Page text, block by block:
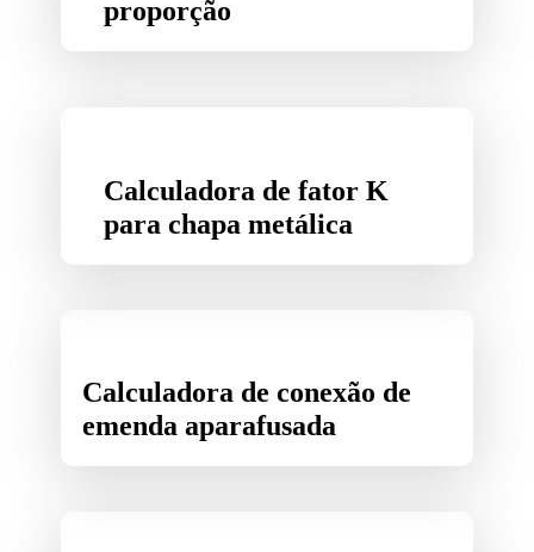
proporção
Calculadora de fator K
para chapa metálica
Calculadora de conexão de
emenda aparafusada